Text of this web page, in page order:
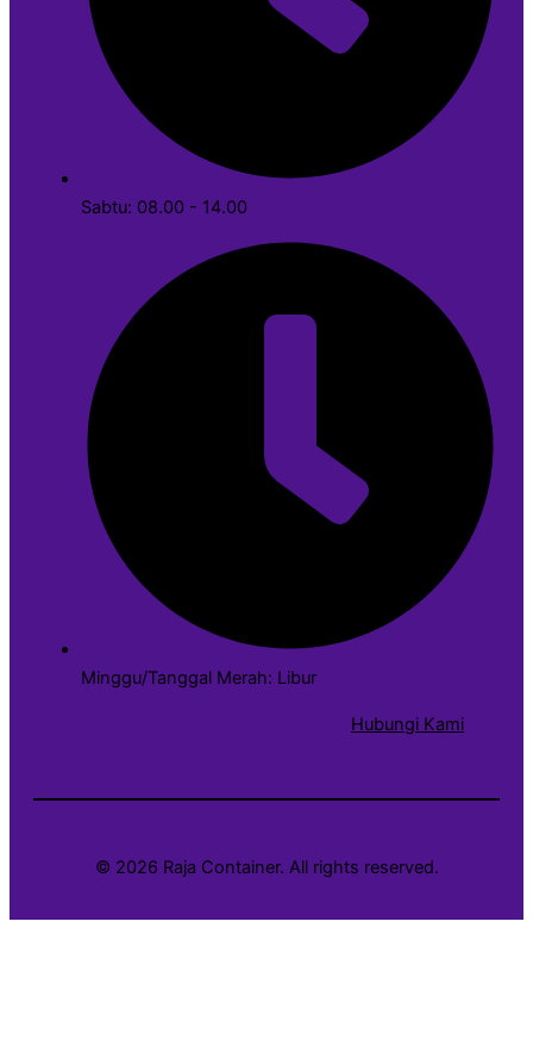
Sabtu: 08.00 - 14.00
Minggu/Tanggal Merah: Libur
Hubungi Kami
© 2026 Raja Container. All rights reserved.